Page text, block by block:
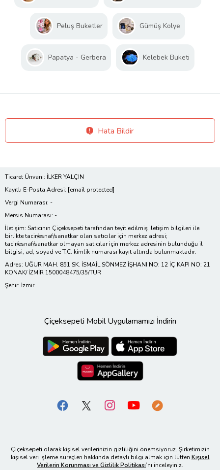
Peluş Buketler Gümüş Kolye
Papatya - Gerbera Kelebek Buketi
Hata Bildir
Ticaret Ünvanı: İLKER YALÇIN
Kayıtlı E-Posta Adresi: [email protected]
Vergi Numarası: -
Mersis Numarası: -
İletişim: Satıcının Çiçeksepeti tarafından teyit edilmiş iletişim bilgileri ile
birlikte tacir/esnaf/sanatkar olan satıcılar için merkez adresi;
tacir/esnaf/sanatkar olmayan satıcılar için merkez adresinin bulunduğu il
bilgisi, ad, soyad ve T.C. kimlik numarası kayıt altında bulunmaktadır.
Adres: UĞUR MAH. 851 SK. İSMAİL SÖNMEZ İŞHANI NO: 12 İÇ KAPI NO: 21
KONAK/ İZMİR 1500048475/35/TUR
Şehir: İzmir
Çiçeksepeti Mobil Uygulamamızı İndirin
Çiçeksepeti olarak kişisel verilerinizin gizliliğini önemsiyoruz. Şirketimizin
kişisel veri işleme süreçleri hakkında detaylı bilgi almak için lütfen Kişisel
Verilerin Korunması ve Gizlilik Politikası’nı inceleyiniz.